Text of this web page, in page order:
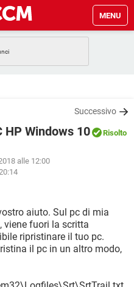
MENU
WHATSAPP
WHATSAPP
GAMING
WINDOWS 10
FACEBOOK
GAMING
WHATSAPP
FACEBOOK
ANDROID
WINDOWS 10
WHATSAPP
Successivo
Windows 10 Risolto
alle 12:00
aiuto. Sul pc di mia
viene fuori la scritta
ripristinare il tuo pc.
il pc in un altro modo,